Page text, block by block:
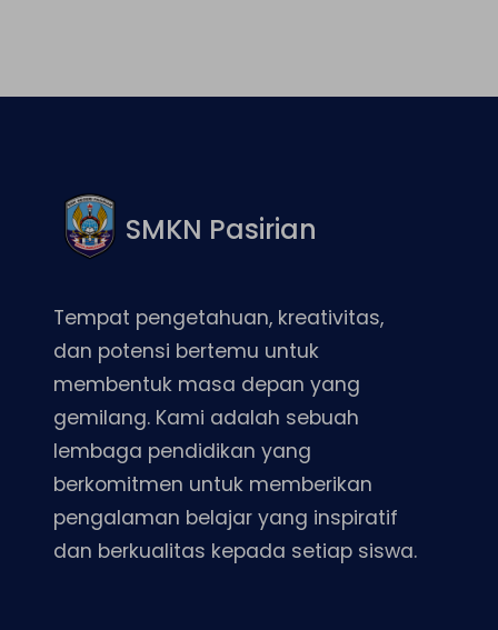
SMKN Pasirian
Tempat pengetahuan, kreativitas,
dan potensi bertemu untuk
membentuk masa depan yang
gemilang. Kami adalah sebuah
lembaga pendidikan yang
berkomitmen untuk memberikan
pengalaman belajar yang inspiratif
dan berkualitas kepada setiap siswa.